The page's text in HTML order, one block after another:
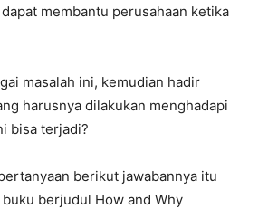
membantu perusahaan ketika
masalah ini, kemudian hadir
harusnya dilakukan menghadapi
bisa terjadi?
berikut jawabannya itu
berjudul How and Why